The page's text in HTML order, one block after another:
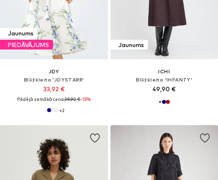
Jaunums
PIEDĀVĀJUMS
JDY
Blūžkleita 'JDYSTARR'
33,92 €
Pēdējā zemākā cena:39,90 €-15%
+2
Jaunums
ICHI
Blūžkleita 'IHFANTY'
49,90 €